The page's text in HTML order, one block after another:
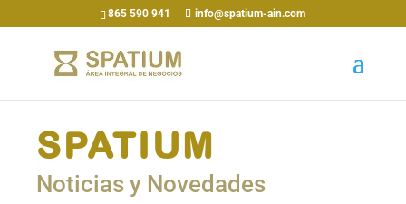
865 590 941 info@spatium-ain.com
SPATIUM
Noticias y Novedades